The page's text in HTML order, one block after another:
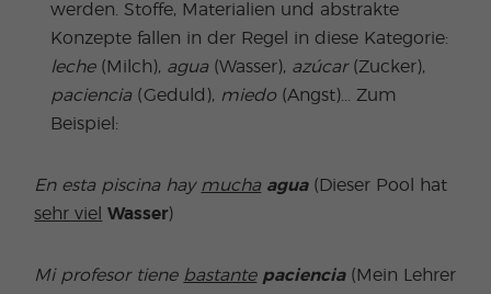
werden. Stoffe, Materialien und abstrakte
Konzepte fallen in der Regel in diese Kategorie:
leche(Milch), agua(Wasser), azúcar(Zucker),
paciencia(Geduld), miedo (Angst)... Zum
Beispiel:
En esta piscina hay mucha agua (Dieser Pool hat
sehr viel Wasser)
Mi profesor tiene bastante paciencia (Mein Lehrer